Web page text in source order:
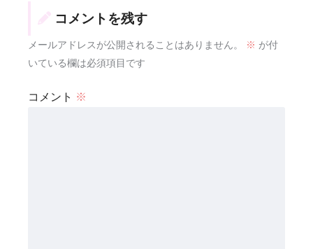
コメントを残す
メールアドレスが公開されることはありません。 ※ が付
いている欄は必須項目です
コメント ※